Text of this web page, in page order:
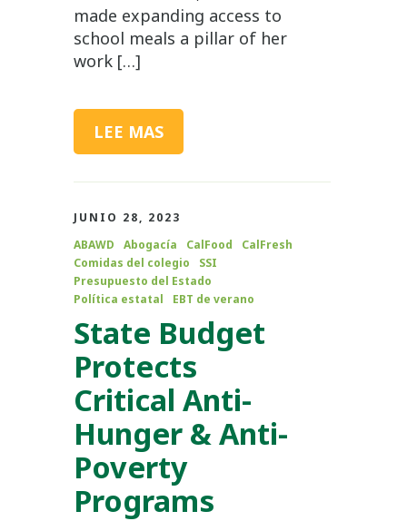
made expanding access to
school meals a pillar of her
work […]
LEE MAS
JUNIO 28, 2023
ABAWD
Abogacía CalFood
CalFresh
Comidas del colegio
SSI
Presupuesto del Estado
Política estatal
EBT de verano
State Budget
Protects
Critical Anti-
Hunger & Anti-
Poverty
Programs